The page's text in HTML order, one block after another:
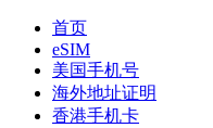
Skip
content
我是王掌柜
新闻酸菜馆|极客电台|自媒
首页
eSIM
美国手机号
海外地址证明
香港手机卡